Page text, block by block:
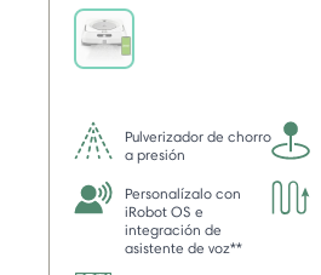
Pulverizador de chorro
a presión
Personalízalo con
iRobot OS e
integración de
asistente de voz**